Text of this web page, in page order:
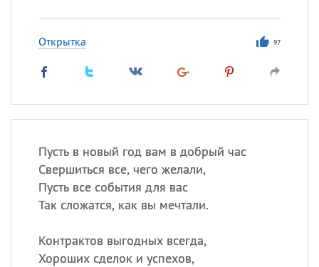
Открытка 97
Пусть в новый год вам в добрый час
Свершиться все, чего желали,
Пусть все события для вас
Так сложатся, как вы мечтали.
Контрактов выгодных всегда,
Хороших сделок и успехов,